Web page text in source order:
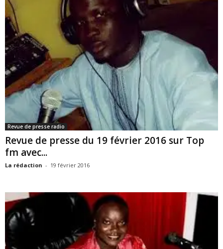
Revue de presse radio
Revue de presse du 19 février 2016 sur Top
fm avec...
La rédaction - 19 février 2016